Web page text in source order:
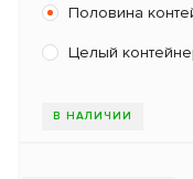
Половина
Целый
В НАЛИЧИИ